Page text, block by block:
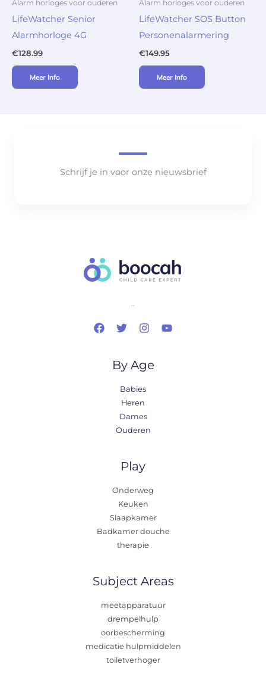
Alarm horloges voor ouderen
LifeWatcher Senior
Alarmhorloge 4G
€128.99
Meer Info
Alarm horloges voor ouderen
LifeWatcher SOS Button
Personenalarmering
€149.95
Meer Info
Schrijf je in voor onze nieuwsbrief
..
By Age
Babies
Heren
Dames
Ouderen
Play
Onderweg
Keuken
Slaapkamer
Badkamer douche
therapie
Subject Areas
meetapparatuur
drempelhulp
oorbescherming
medicatie hulpmiddelen
toiletverhoger